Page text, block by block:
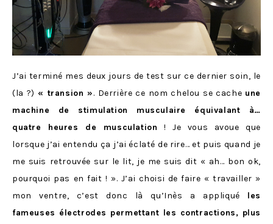
J’ai terminé mes deux jours de test sur ce dernier soin, le
(la ?) « transion ». Derrière ce nom chelou se cache une
machine de stimulation musculaire équivalant à…
quatre heures de musculation ! Je vous avoue que
lorsque j’ai entendu ça j’ai éclaté de rire… et puis quand je
me suis retrouvée sur le lit, je me suis dit « ah… bon ok,
pourquoi pas en fait ! ». J’ai choisi de faire « travailler »
mon ventre, c’est donc là qu’Inès a appliqué les
fameuses électrodes permettant les contractions, plus